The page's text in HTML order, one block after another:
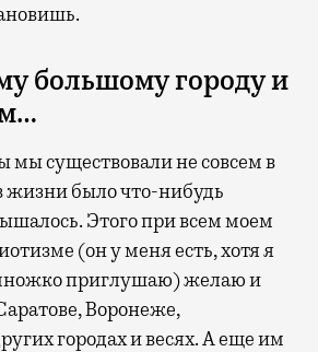
большому городу и
мы существовали не совсем в
жизни было что-нибудь
Этого при всем моем
(он у меня есть, хотя я
приглушаю) желаю и
Воронеже,
городах и весях. А еще им